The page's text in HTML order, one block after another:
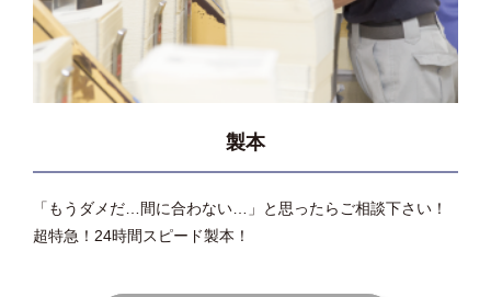
製本
「もうダメだ…間に合わない…」と思ったらご相談下さい！
超特急！24時間スピード製本！